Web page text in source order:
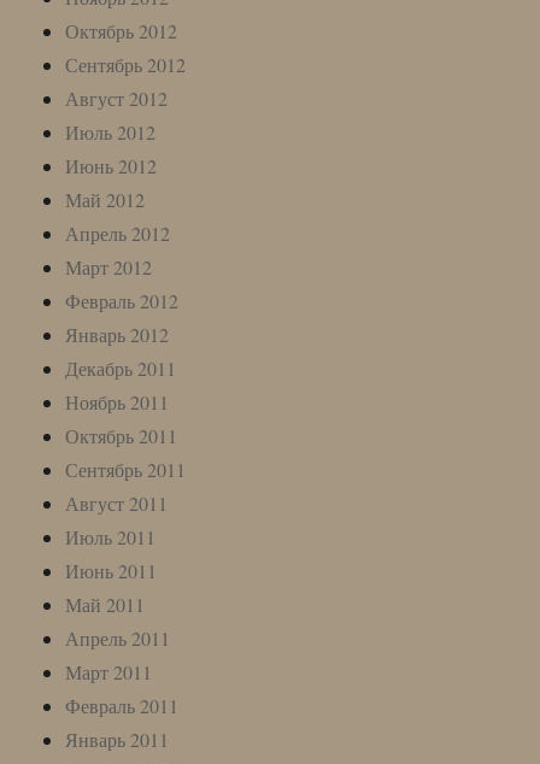
Октябрь 2012
Сентябрь 2012
Август 2012
Июль 2012
Июнь 2012
Май 2012
Апрель 2012
Март 2012
Февраль 2012
Январь 2012
Декабрь 2011
Ноябрь 2011
Октябрь 2011
Сентябрь 2011
Август 2011
Июль 2011
Июнь 2011
Май 2011
Апрель 2011
Март 2011
Февраль 2011
Январь 2011